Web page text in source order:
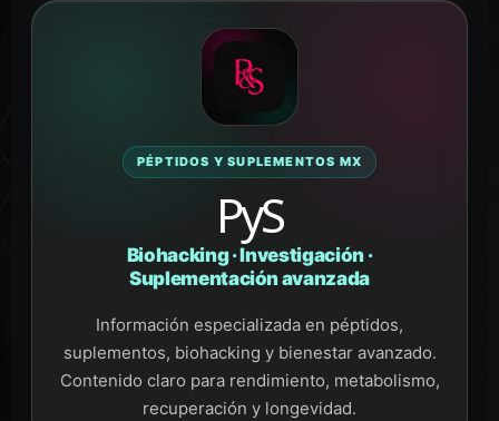
PÉPTIDOS Y SUPLEMENTOS MX
PyS
Biohacking · Investigación ·
Suplementación avanzada
Información especializada en péptidos,
suplementos, biohacking y bienestar avanzado.
Contenido claro para rendimiento, metabolismo,
recuperación y longevidad.